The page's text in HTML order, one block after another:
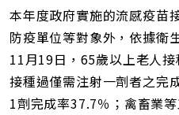
本年度政府實施的流感疫苗
防疫單位等對象外，依據衛
11月19日，65歲以上老人
接種過僅需注射一劑者之完
1劑完成率37.7％；禽畜業